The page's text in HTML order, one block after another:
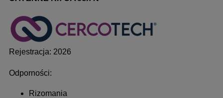
Rejestracja: 2026
Odporności:
Rizomania